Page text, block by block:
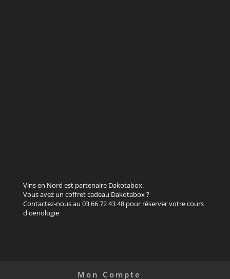
Vins en Nord est partenaire Dakotabox.
Vous avez un coffret cadeau Dakotabox ?
Contactez-nous au 03 66 72 43 48 pour réserver votre cours
d'oenologie
Mon Compte